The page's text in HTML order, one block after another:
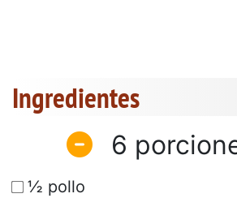
Ingredientes
6
½ pollo